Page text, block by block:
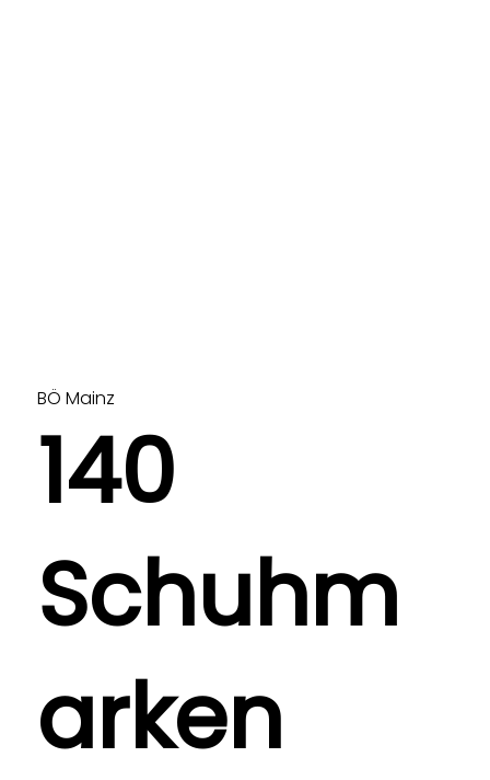
BÖ Mainz
140
Schuhm
arken